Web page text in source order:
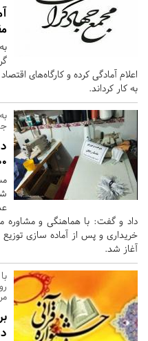
اعلام آمادگی کرده و کارگاه‌های
به کار کرداند.
داد و گفت: با هماهنگی و مشاوره
خریداری و پس از آماده سازی
آغاز شد.